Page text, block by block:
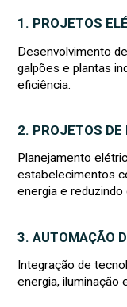
1. PROJETOS
Desenvolvimento
galpões e plantas
eficiência.
2. PROJETOS DE
Planejamento
estabelecimentos
energia e reduzindo
3. AUTOMAÇÃO
Integração de
energia, iluminação